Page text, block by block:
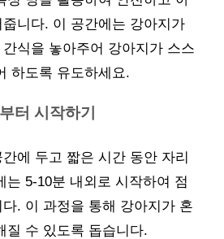
니다. 이 공간에는 강아지가
식을 놓아주어 강아지가 스스
하도록 유도하세요.
터 시작하기
에 두고 짧은 시간 동안 자리
는 5-10분 내외로 시작하여 점
. 이 과정을 통해 강아지가 혼
질 수 있도록 돕습니다.